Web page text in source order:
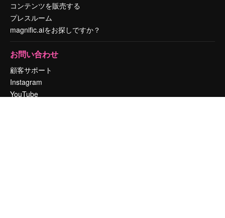
コンテンツを販売する
プレスルーム
magnific.aiをお探しですか？
お問い合わせ
顧客サポート
Instagram
YouTube